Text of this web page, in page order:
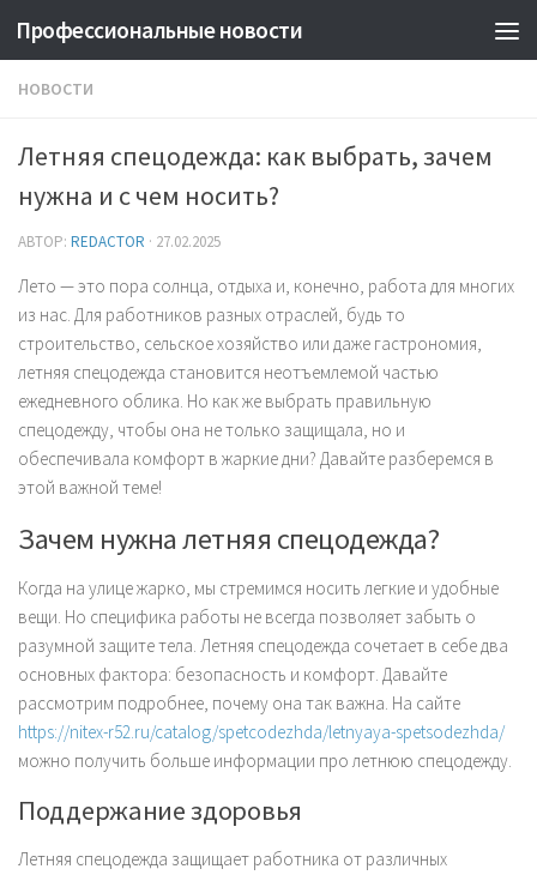
Профессиональные новости
НОВОСТИ
Летняя спецодежда: как выбрать, зачем
нужна и с чем носить?
АВТОР: REDACTOR · 27.02.2025
Лето — это пора солнца, отдыха и, конечно, работа для многих
из нас. Для работников разных отраслей, будь то
строительство, сельское хозяйство или даже гастрономия,
летняя спецодежда становится неотъемлемой частью
ежедневного облика. Но как же выбрать правильную
спецодежду, чтобы она не только защищала, но и
обеспечивала комфорт в жаркие дни? Давайте разберемся в
этой важной теме!
Зачем нужна летняя спецодежда?
Когда на улице жарко, мы стремимся носить легкие и удобные
вещи. Но специфика работы не всегда позволяет забыть о
разумной защите тела. Летняя спецодежда сочетает в себе два
основных фактора: безопасность и комфорт. Давайте
рассмотрим подробнее, почему она так важна. На сайте
https://nitex-r52.ru/catalog/spetcodezhda/letnyaya-spetsodezhda/
можно получить больше информации про летнюю спецодежду.
Поддержание здоровья
Летняя спецодежда защищает работника от различных